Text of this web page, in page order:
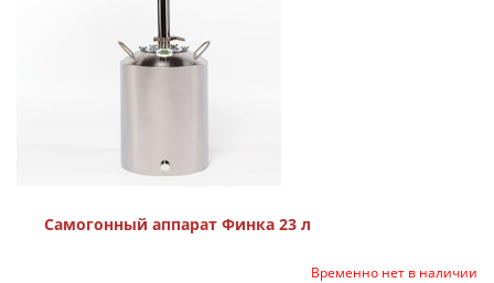
Самогонный аппарат Финка 23 л
Временно нет в наличии